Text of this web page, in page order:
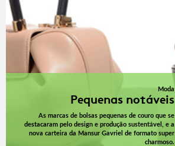
Moda
Pequenas notáveis
As marcas de bolsas pequenas de couro que se
destacaram pelo design e produção sustentável, e a
nova carteira da Mansur Gavriel de formato super
charmoso.